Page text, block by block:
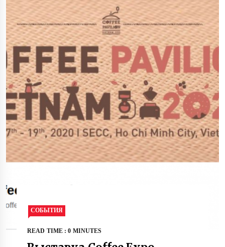
СОБЫТИЯ
READ TIME : 0 MINUTES